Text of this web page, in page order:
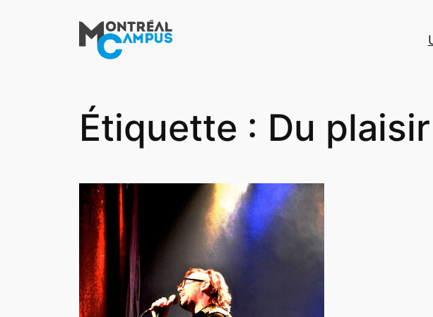
Étiquette : Du